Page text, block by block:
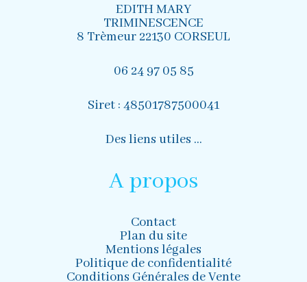
EDITH MARY
TRIMINESCENCE
8 Trèmeur 22130 CORSEUL
06 24 97 05 85
Siret : 48501787500041
Des liens utiles …
A propos
Contact
Plan du site
Mentions légales
Politique de confidentialité
Conditions Générales de Vente